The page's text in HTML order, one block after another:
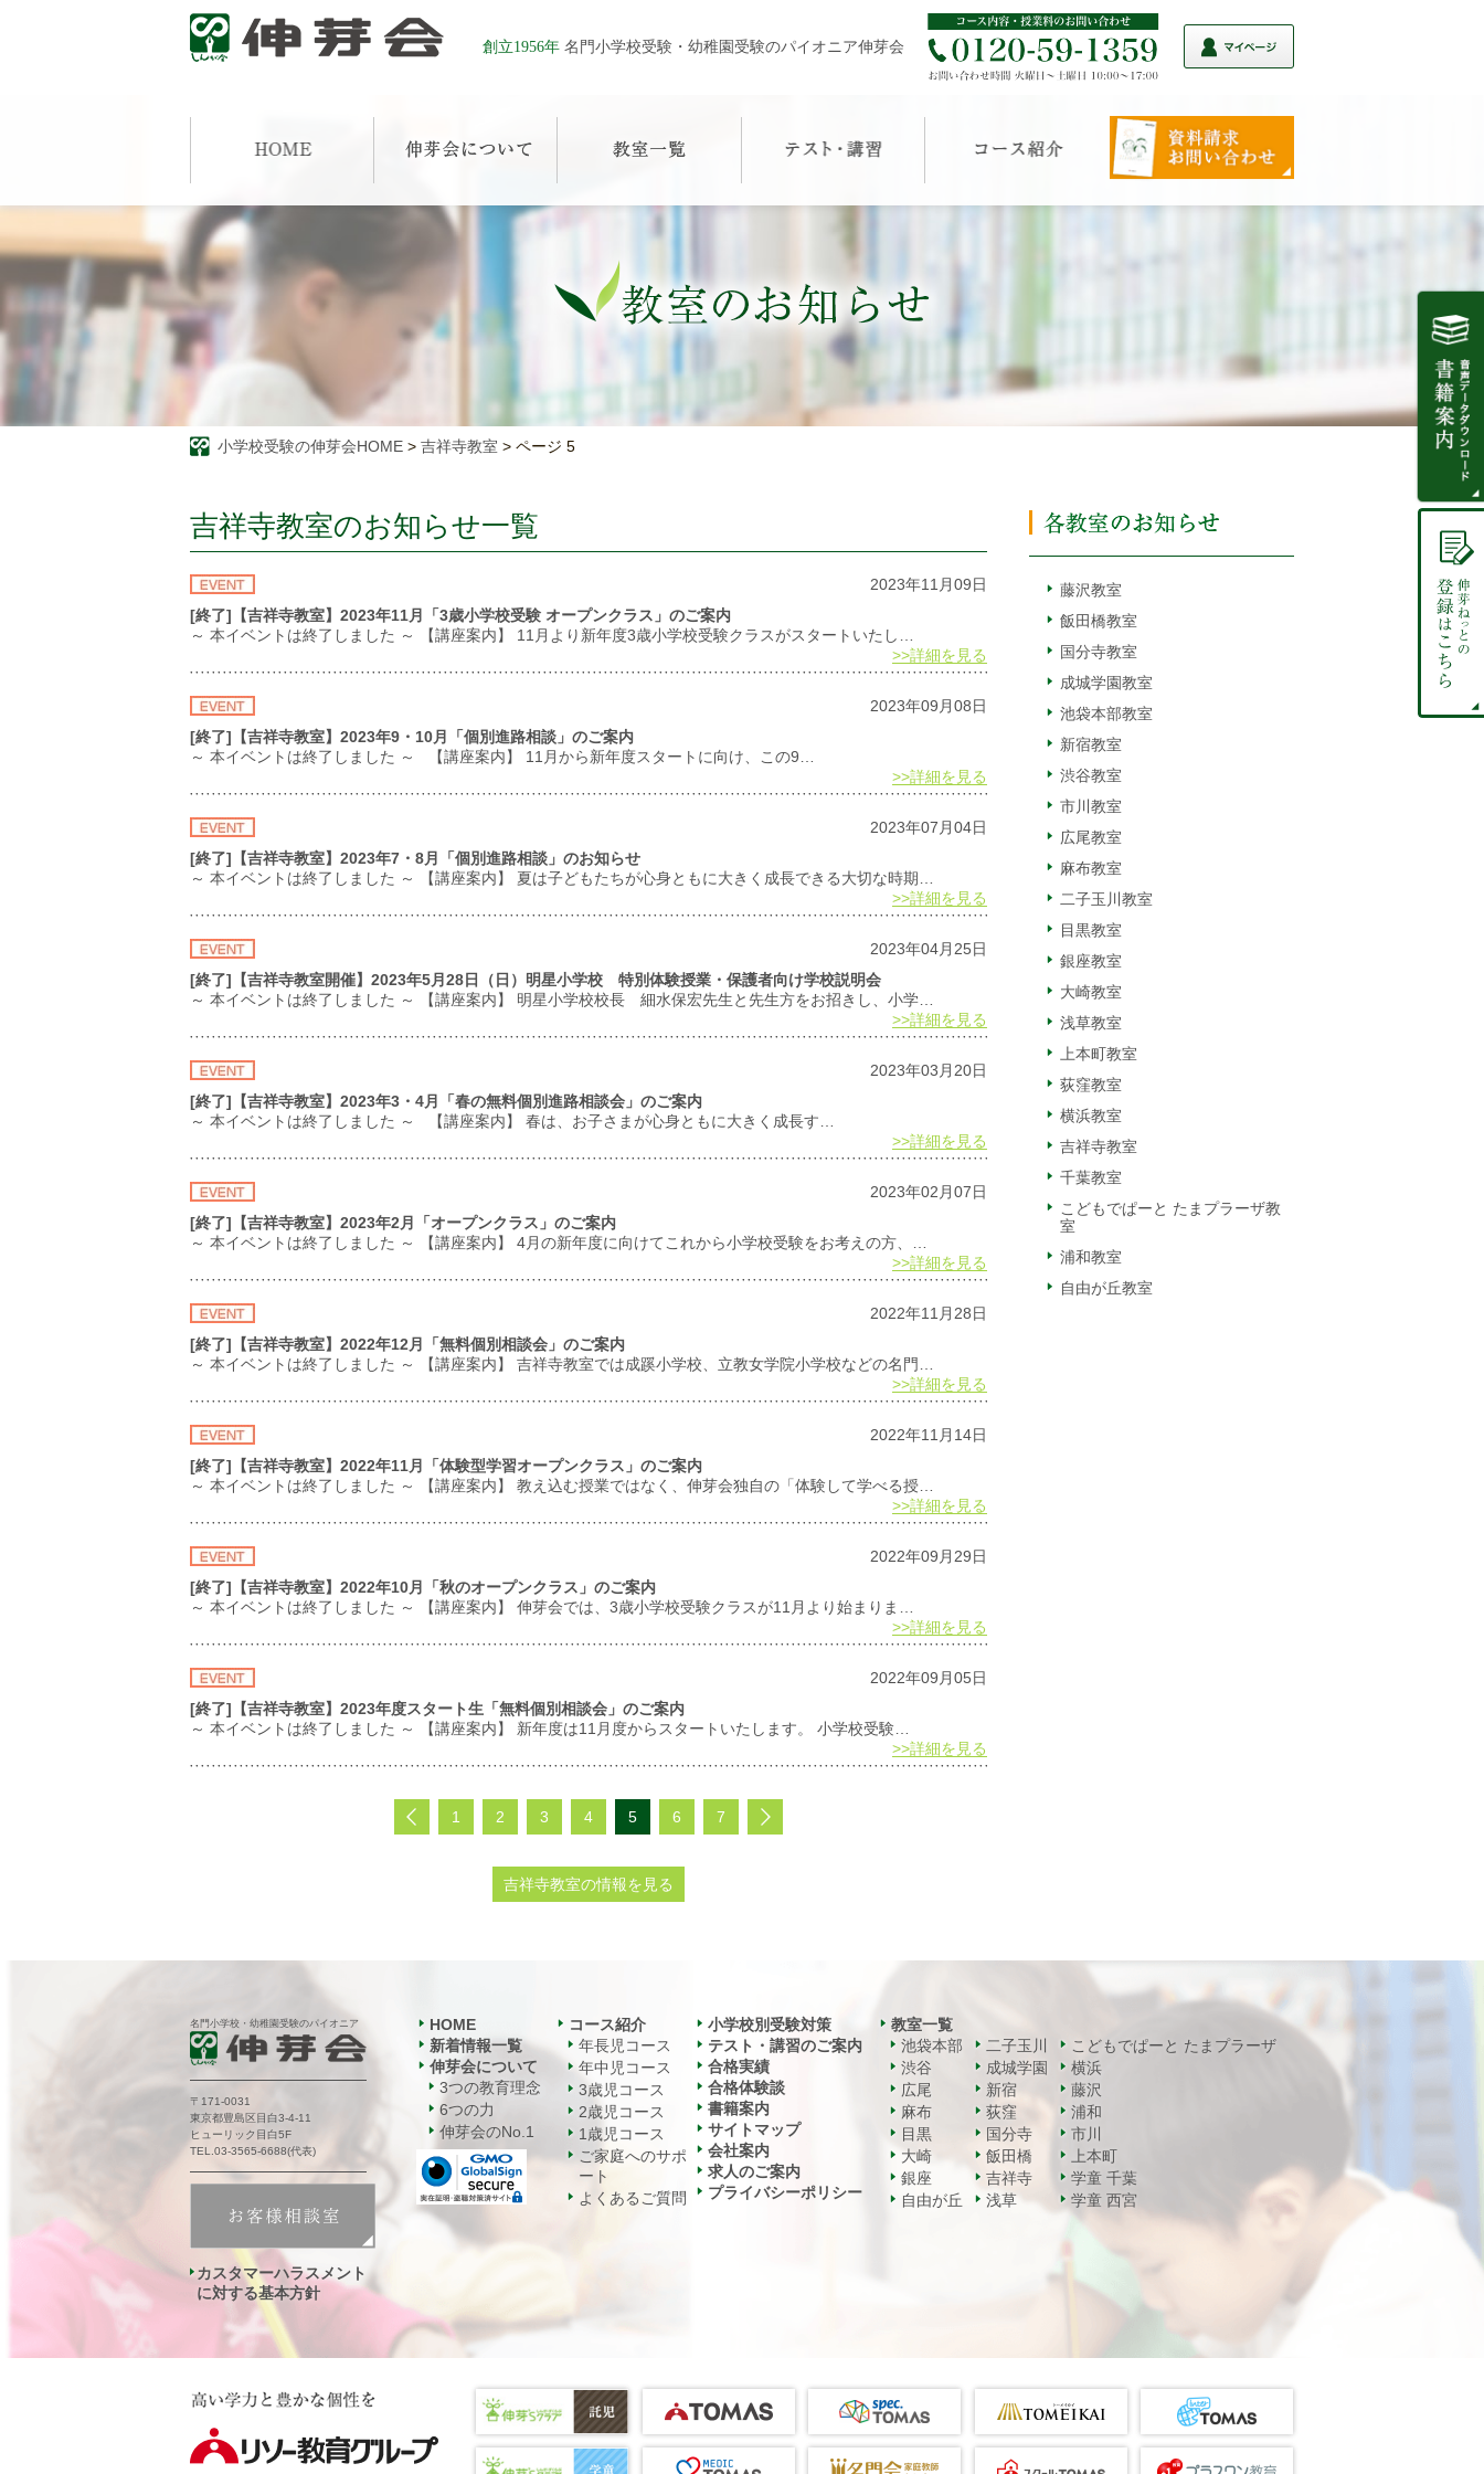
創立1956年 名門小学校受験・幼稚園受験のパイオニア伸芽会
小学校受験の伸芽会HOME > 吉祥寺教室 > ページ 5
吉祥寺教室のお知らせ一覧
2023年11月09日
[終了]【吉祥寺教室】2023年11月「3歳小学校受験 オープンクラス」のご案内
～ 本イベントは終了しました ～ 【講座案内】 11月より新年度3歳小学校受験クラスがスタートいたし…
>>詳細を見る
2023年09月08日
[終了]【吉祥寺教室】2023年9・10月「個別進路相談」のご案内
～ 本イベントは終了しました ～ 【講座案内】 11月から新年度スタートに向け、この9…
>>詳細を見る
2023年07月04日
[終了]【吉祥寺教室】2023年7・8月「個別進路相談」のお知らせ
～ 本イベントは終了しました ～ 【講座案内】 夏は子どもたちが心身ともに大きく成長できる大切な時期…
>>詳細を見る
2023年04月25日
[終了]【吉祥寺教室開催】2023年5月28日（日）明星小学校 特別体験授業・保護者向け学校説明会
～ 本イベントは終了しました ～ 【講座案内】 明星小学校校長 細水保宏先生と先生方をお招きし、小学…
>>詳細を見る
2023年03月20日
[終了]【吉祥寺教室】2023年3・4月「春の無料個別進路相談会」のご案内
～ 本イベントは終了しました ～ 【講座案内】 春は、お子さまが心身ともに大きく成長す…
>>詳細を見る
2023年02月07日
[終了]【吉祥寺教室】2023年2月「オープンクラス」のご案内
～ 本イベントは終了しました ～ 【講座案内】 4月の新年度に向けてこれから小学校受験をお考えの方、…
>>詳細を見る
2022年11月28日
[終了]【吉祥寺教室】2022年12月「無料個別相談会」のご案内
～ 本イベントは終了しました ～ 【講座案内】 吉祥寺教室では成蹊小学校、立教女学院小学校などの名門…
>>詳細を見る
2022年11月14日
[終了]【吉祥寺教室】2022年11月「体験型学習オープンクラス」のご案内
～ 本イベントは終了しました ～ 【講座案内】 教え込む授業ではなく、伸芽会独自の「体験して学べる授…
>>詳細を見る
2022年09月29日
[終了]【吉祥寺教室】2022年10月「秋のオープンクラス」のご案内
～ 本イベントは終了しました ～ 【講座案内】 伸芽会では、3歳小学校受験クラスが11月より始まりま…
>>詳細を見る
2022年09月05日
[終了]【吉祥寺教室】2023年度スタート生「無料個別相談会」のご案内
～ 本イベントは終了しました ～ 【講座案内】 新年度は11月度からスタートいたします。 小学校受験…
>>詳細を見る
1 2 3 4 5 6 7
吉祥寺教室の情報を見る
藤沢教室
飯田橋教室
国分寺教室
成城学園教室
池袋本部教室
新宿教室
渋谷教室
市川教室
広尾教室
麻布教室
二子玉川教室
目黒教室
銀座教室
大崎教室
浅草教室
上本町教室
荻窪教室
横浜教室
吉祥寺教室
千葉教室
こどもでぱーと たまプラーザ教
室
浦和教室
自由が丘教室
名門小学校・幼稚園受験のパイオニア
〒171-0031
東京都豊島区目白3-4-11
ヒューリック目白5F
TEL.03-3565-6688(代表)
カスタマーハラスメント
に対する基本方針
HOME
新着情報一覧
伸芽会について
3つの教育理念
6つの力
伸芽会のNo.1
コース紹介
年長児コース
年中児コース
3歳児コース
2歳児コース
1歳児コース
ご家庭へのサポ
ート
よくあるご質問
小学校別受験対策
テスト・講習のご案内
合格実績
合格体験談
書籍案内
サイトマップ
会社案内
求人のご案内
プライバシーポリシー
教室一覧
池袋本部
渋谷
広尾
麻布
目黒
大崎
銀座
自由が丘
二子玉川
成城学園
新宿
荻窪
国分寺
飯田橋
吉祥寺
浅草
こどもでぱーと たまプラーザ
横浜
藤沢
浦和
市川
上本町
学童 千葉
学童 西宮